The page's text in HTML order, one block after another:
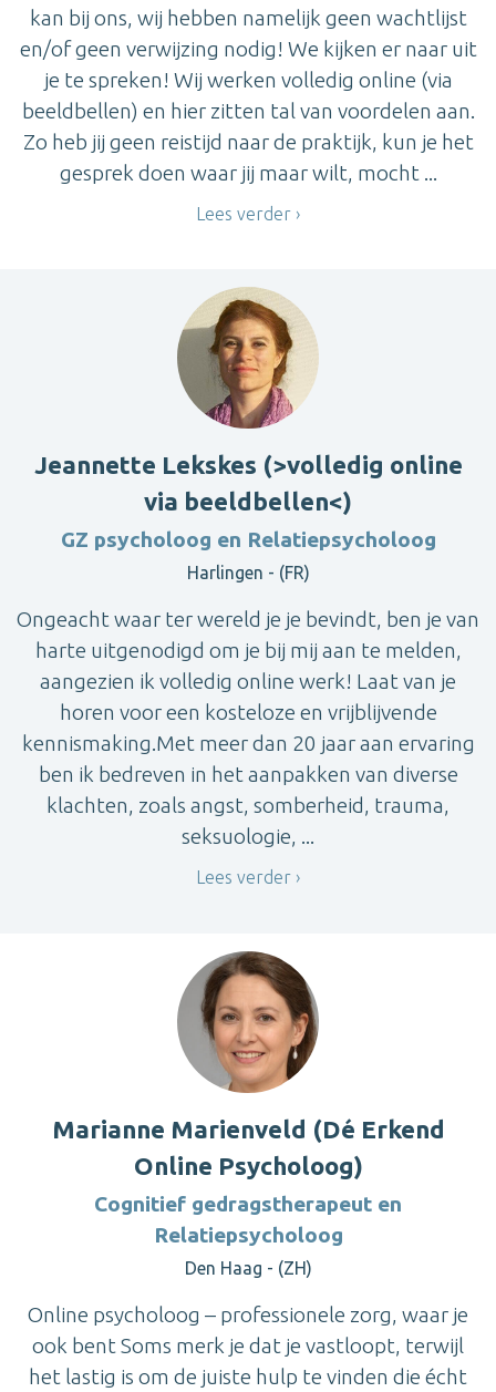
kan bij ons, wij hebben namelijk geen wachtlijst
en/of geen verwijzing nodig! We kijken er naar uit
je te spreken! Wij werken volledig online (via
beeldbellen) en hier zitten tal van voordelen aan.
Zo heb jij geen reistijd naar de praktijk, kun je het
gesprek doen waar jij maar wilt, mocht ...
Lees verder
Jeannette Lekskes (>volledig online
via beeldbellen<)
GZ psycholoog en Relatiepsycholoog
Harlingen - (FR)
Ongeacht waar ter wereld je je bevindt, ben je van
harte uitgenodigd om je bij mij aan te melden,
aangezien ik volledig online werk! Laat van je
horen voor een kosteloze en vrijblijvende
kennismaking.Met meer dan 20 jaar aan ervaring
ben ik bedreven in het aanpakken van diverse
klachten, zoals angst, somberheid, trauma,
seksuologie, ...
Lees verder
Marianne Marienveld (Dé Erkend
Online Psycholoog)
Cognitief gedragstherapeut en
Relatiepsycholoog
Den Haag - (ZH)
Online psycholoog – professionele zorg, waar je
ook bent Soms merk je dat je vastloopt, terwijl
het lastig is om de juiste hulp te vinden die écht